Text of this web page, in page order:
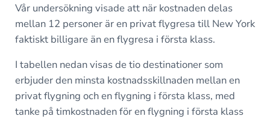
Vår undersökning visade att när kostnaden delas
mellan 12 personer är en privat flygresa till New York
faktiskt billigare än en flygresa i första klass.
I tabellen nedan visas de tio destinationer som
erbjuder den minsta kostnadsskillnaden mellan en
privat flygning och en flygning i första klass, med
tanke på timkostnaden för en flygning i första klass